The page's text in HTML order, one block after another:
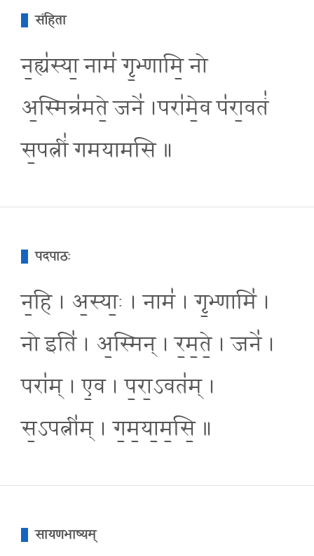
संहिता
न॒ह्य॑स्या॒ नाम॑ गृ॒भ्णामि॒ नो
अ॒स्मिन्र॑मते॒ जने॑ ।परा॑मे॒व प॑रा॒वतं॑
स॒पत्नीं॑ गमयामसि ॥
पदपाठः
न॒हि । अ॒स्याः॒ । नाम॑ । गृ॒भ्णामि॑ ।
नो इति॑ । अ॒स्मिन् । र॒म॒ते॒ । जने॑ ।
परा॑म् । ए॒व । प॒रा॒ऽवत॑म् ।
स॒ऽपत्नी॑म् । ग॒म॒या॒म॒सि॒ ॥
सायणभाष्यम्